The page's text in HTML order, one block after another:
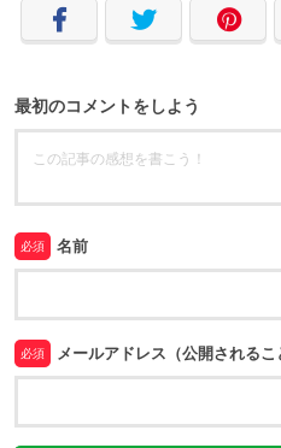
最初のコメントをしよう
必須 名前
必須 メールアドレス（公開されるこ